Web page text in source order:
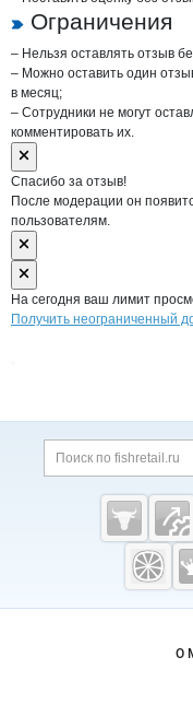
Ограничения
– Нельзя оставлять отзыв
– Можно оставить один
в месяц;
– Сотрудники не могут
комментировать их.
Спасибо за отзыв!
После модерации он
пользователям.
На сегодня ваш лимит
Получить неограниченный
Cсылки
Важные
Навигация по О